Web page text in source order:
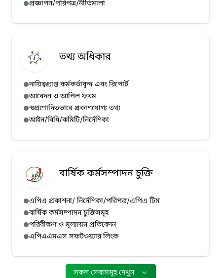
হাম প্রেস রিলিজ (০৭/০৭/২০২৬)
প্রজ্ঞাপন/পরিপত্র/নীতিমালা
তথ্য অধিকার
দায়িত্বপ্রাপ্ত কর্মকর্তাবৃন্দ এবং রিপোর্ট
আবেদন ও আপিল ফরম
স্বপ্রণোদিতভাবে প্রকাশযোগ্য তথ্য
আইন/বিধি/কমিটি/নির্দেশিকা
বার্ষিক কর্মসম্পাদন চুক্তি
এপিএ প্রকাশনা/ নির্দেশিকা/পরিপত্র/এপিএ টিম
বার্ষিক কর্মসম্পাদন চুক্তিসমূহ
পরিবীক্ষণ ও মূল্যায়ন প্রতিবেদন
এপিএএমএস সফটওয়্যার লিংক
সকল সেবাসমূহ দেখুন